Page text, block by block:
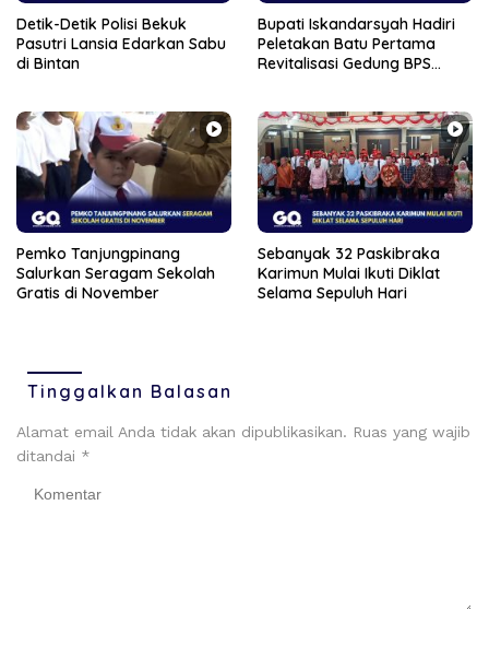
Detik-Detik Polisi Bekuk
Pasutri Lansia Edarkan Sabu
di Bintan
Bupati Iskandarsyah Hadiri
Peletakan Batu Pertama
Revitalisasi Gedung BPS
Pemko Tanjungpinang
Salurkan Seragam Sekolah
Gratis di November
Sebanyak 32 Paskibraka
Karimun Mulai Ikuti Diklat
Selama Sepuluh Hari
Tinggalkan Balasan
Alamat email Anda tidak akan dipublikasikan. Ruas yang wajib
ditandai *